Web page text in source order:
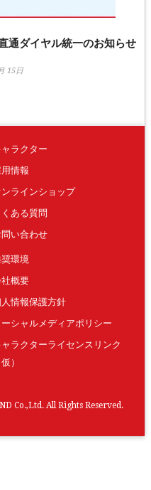
通ダイヤル統一のお知らせ
15日
ャラクター
情報
ンラインショップ
くある質問
問い合わせ
環境
概要
情報保護方針
ーシャルメディアポリシー
ャラクターライセンスリンク
仮）
Co.,Ltd. All Rights Reserved.